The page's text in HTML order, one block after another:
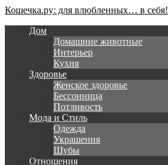
Кошечка.ру: для влюбленных… в себя!
Дом
Домашние животные
Интерьер
Кухня
Здоровье
Женское здоровье
Бессонница
Потливость
Мода и Стиль
Одежда
Украшения
Шубы
Отношения